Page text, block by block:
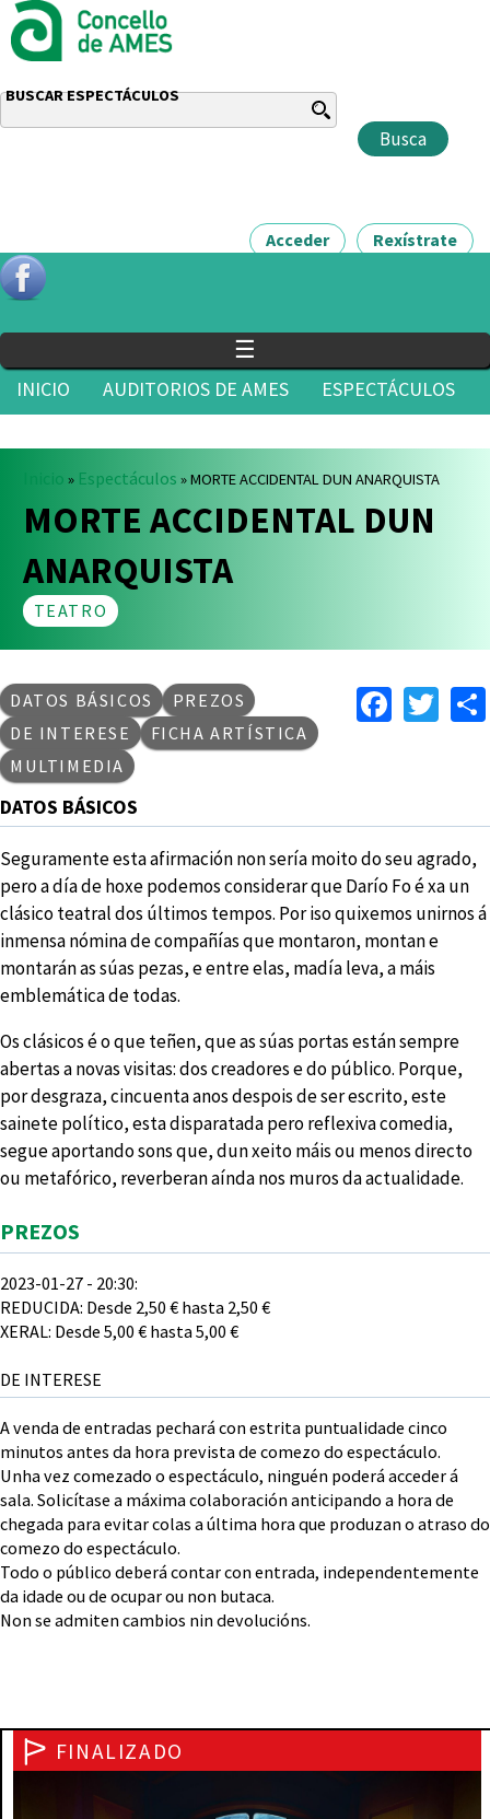
BUSCAR ESPECTÁCULOS
Acceder Rexístrate
☰
INICIO AUDITORIOS DE AMES
ESPECTÁCULOS
Vostede está aquí
Inicio » Espectáculos » MORTE ACCIDENTAL DUN ANARQUISTA
MORTE ACCIDENTAL DUN
ANARQUISTA
TEATRO
DATOS BÁSICOS
PREZOS
DE INTERESE
FICHA ARTÍSTICA
MULTIMEDIA
DATOS BÁSICOS
Seguramente esta afirmación non sería moito do seu agrado,
pero a día de hoxe podemos considerar que Darío Fo é xa un
clásico teatral dos últimos tempos. Por iso quixemos unirnos á
inmensa nómina de compañías que montaron, montan e
montarán as súas pezas, e entre elas, madía leva, a máis
emblemática de todas.
Os clásicos é o que teñen, que as súas portas están sempre
abertas a novas visitas: dos creadores e do público. Porque,
por desgraza, cincuenta anos despois de ser escrito, este
sainete político, esta disparatada pero reflexiva comedia,
segue aportando sons que, dun xeito máis ou menos directo
ou metafórico, reverberan aínda nos muros da actualidade.
Agochar
PREZOS
2023-01-27 - 20:30:
REDUCIDA: Desde 2,50 € hasta 2,50 €
XERAL: Desde 5,00 € hasta 5,00 €
DE INTERESE
A venda de entradas pechará con estrita puntualidade cinco
minutos antes da hora prevista de comezo do espectáculo.
Unha vez comezado o espectáculo, ninguén poderá acceder á
sala. Solicítase a máxima colaboración anticipando a hora de
chegada para evitar colas a última hora que produzan o atraso do
comezo do espectáculo.
Todo o público deberá contar con entrada, independentemente
da idade ou de ocupar ou non butaca.
Non se admiten cambios nin devolucións.
FINALIZADO